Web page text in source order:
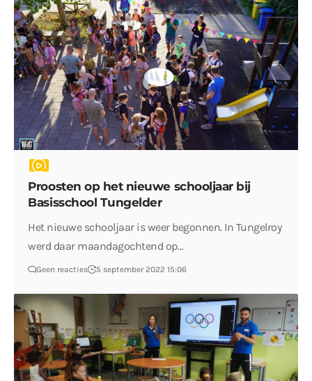
Proosten op het nieuwe schooljaar bij
Basisschool Tungelder
Het nieuwe schooljaar is weer begonnen. In Tungelroy
werd daar maandagochtend op…
Geen reacties 5 september 2022 15:06